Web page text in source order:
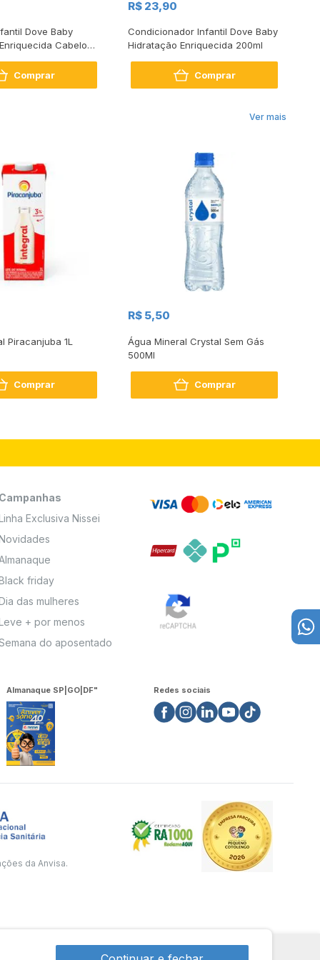
Dove Baby
Cabelos
Comprar
R$ 23,90
Condicionador Infantil Dove Baby
Hidratação Enriquecida 200ml
Comprar
Ver mais
Piracanjuba 1L
Comprar
R$ 5,50
Água Mineral Crystal Sem Gás
500Ml
Comprar
Campanhas
Exclusiva Nissei
friday
das mulheres
+ por menos
do aposentado
Almanaque SP|GO|DF" Redes sociais
da Anvisa.